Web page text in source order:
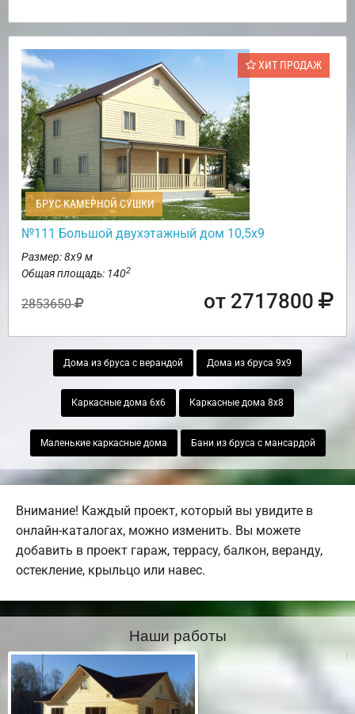
ХИТ ПРОДАЖ
БРУС КАМЕРНОЙ СУШКИ
№111 Большой двухэтажный дом 10,5х9
Размер: 8х9 м
Общая площадь: 1402
2853650 от 2717800
Дома из бруса с верандой Дома из бруса 9х9
Каркасные дома 6х6 Каркасные дома 8х8
Маленькие каркасные дома Бани из бруса с мансардой
Внимание! Каждый проект, который вы увидите в
онлайн-каталогах, можно изменить. Вы можете
добавить в проект гараж, террасу, балкон, веранду,
остекление, крыльцо или навес.
Наши работы